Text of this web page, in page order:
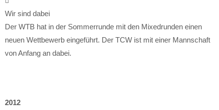
Wir sind dabei
Der WTB hat in der Sommerrunde mit den Mixedrunden einen
neuen Wettbewerb eingeführt. Der TCW ist mit einer Mannschaft
von Anfang an dabei.
2012